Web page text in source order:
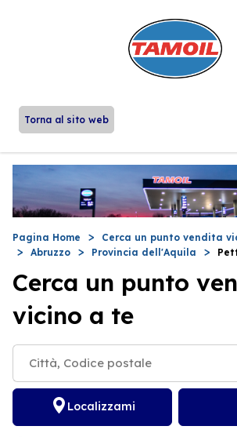
Torna al sito web
Pagina Home
Cerca un punto vendita
Abruzzo
Provincia dell'Aquila
Cerca un punto
vicino a te
Localizzami